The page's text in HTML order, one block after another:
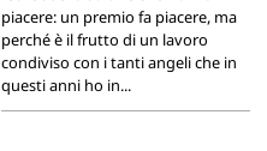
piacere: un premio fa piacere, ma
perché è il frutto di un lavoro
condiviso con i tanti angeli che in
questi anni ho in...